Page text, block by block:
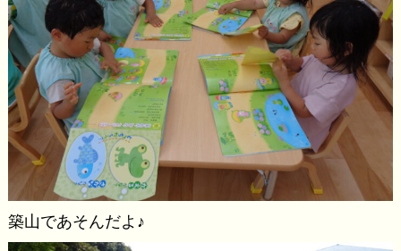
築山であそんだよ♪